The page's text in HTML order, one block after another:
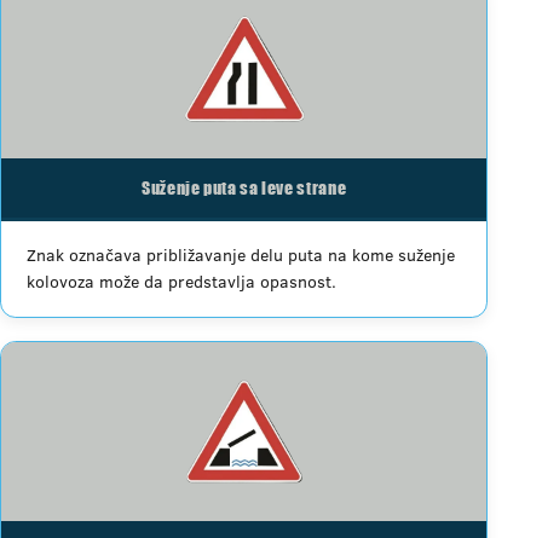
Suženje puta sa leve strane
Znak označava približavanje delu puta na kome suženje
kolovoza može da predstavlja opasnost.